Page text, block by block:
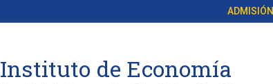
ADMISIÓN
Instituto de Economía